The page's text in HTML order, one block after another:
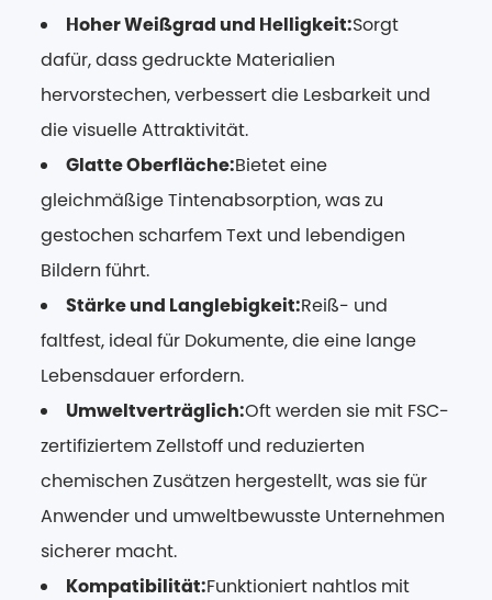
Hoher Weißgrad und Helligkeit:Sorgt
dafür, dass gedruckte Materialien
hervorstechen, verbessert die Lesbarkeit und
die visuelle Attraktivität.
Glatte Oberfläche:Bietet eine
gleichmäßige Tintenabsorption, was zu
gestochen scharfem Text und lebendigen
Bildern führt.
Stärke und Langlebigkeit:Reiß- und
faltfest, ideal für Dokumente, die eine lange
Lebensdauer erfordern.
Umweltverträglich:Oft werden sie mit FSC-
zertifiziertem Zellstoff und reduzierten
chemischen Zusätzen hergestellt, was sie für
Anwender und umweltbewusste Unternehmen
sicherer macht.
Kompatibilität:Funktioniert nahtlos mit